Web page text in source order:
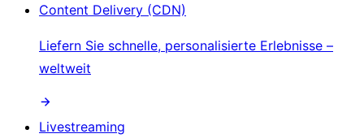
Content Delivery (CDN)
Liefern Sie schnelle, personalisierte Erlebnisse –
weltweit
Livestreaming